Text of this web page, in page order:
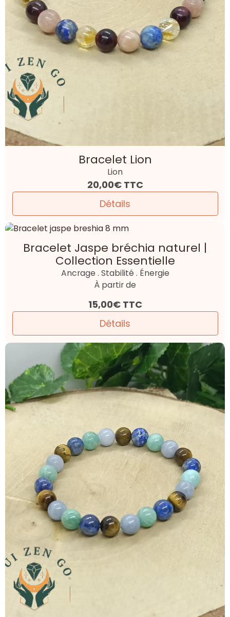
Bracelet Lion
Lion
20,00€ TTC
Détails
Bracelet Jaspe bréchia naturel |
Collection Essentielle
Ancrage . Stabilité . Énergie
À partir de
15,00€ TTC
Détails